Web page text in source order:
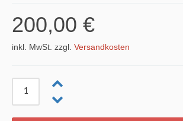
200,00 €
inkl. MwSt. zzgl. Versandkosten